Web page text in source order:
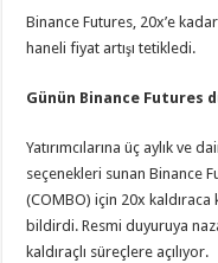
Binance Futures, 20x’e
haneli fiyat artışı tetikledi.
Günün Binance Futures
Yatırımcılarına üç aylık ve
seçenekleri sunan Binance
(COMBO) için 20x kaldıraca
bildirdi. Resmi duyuruya
kaldıraçlı süreçlere açılıyor.